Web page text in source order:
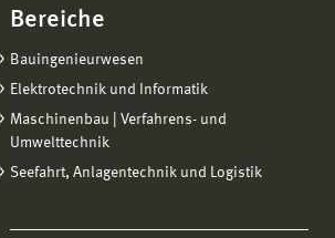
Bereiche
Bauingenieurwesen
Elektrotechnik und Informatik
Maschinenbau | Verfahrens- und
Umwelttechnik
Seefahrt, Anlagentechnik und Logistik